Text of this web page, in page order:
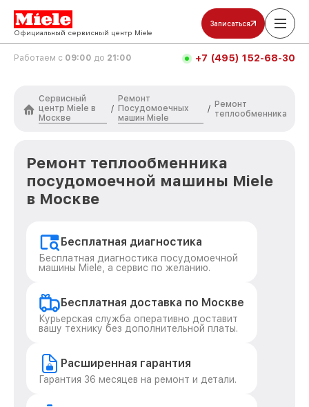
Официальный сервисный центр Miele
Записаться
Работаем с 09:00 до 21:00 +7 (495) 152-68-30
Сервисный
центр Miele в
Москве
/
Ремонт
Посудомоечных
машин Miele
/ Ремонт
теплообменника
Ремонт теплообменника
посудомоечной машины Miele
в Москве
Бесплатная диагностика
Бесплатная диагностика посудомоечной
машины Miele, а сервис по желанию.
Бесплатная доставка по Москве
Курьерская служба оперативно доставит
вашу технику без дополнительной платы.
Расширенная гарантия
Гарантия 36 месяцев на ремонт и детали.